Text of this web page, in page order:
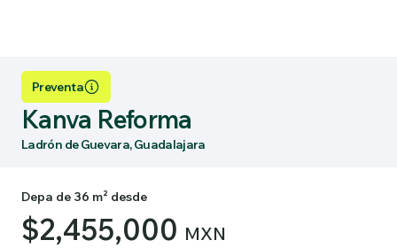
Preventa
Kanva Reforma
Ladrón de Guevara, Guadalajara
Depa de 36 m² desde
$2,455,000 MXN